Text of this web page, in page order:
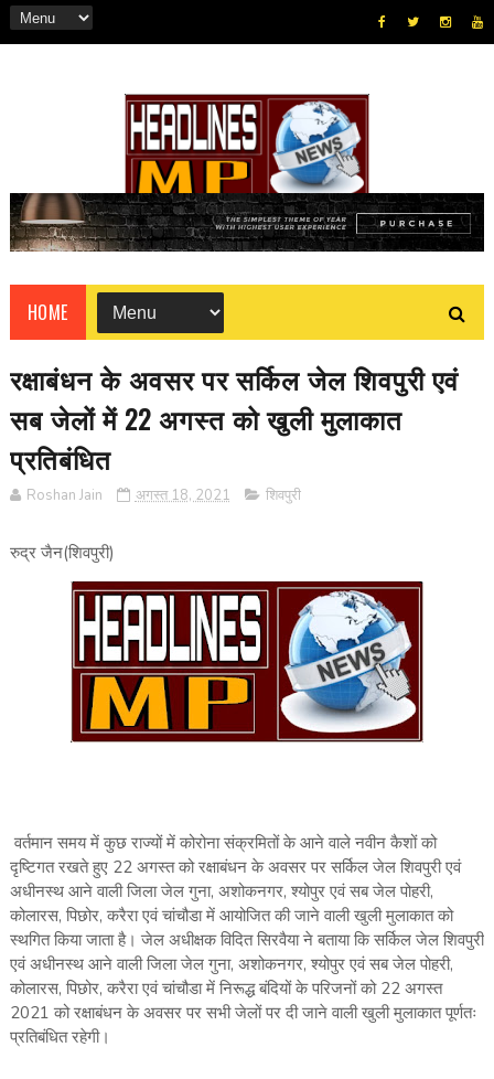
HOME
रक्षाबंधन के अवसर पर सर्किल जेल शिवपुरी एवं
सब जेलों में 22 अगस्त को खुली मुलाकात
प्रतिबंधित
Roshan Jain अगस्त 18, 2021 शिवपुरी
रुद्र जैन(शिवपुरी)
वर्तमान समय में कुछ राज्यों में कोरोना संक्रमितों के आने वाले नवीन कैशों को
दृष्टिगत रखते हुए 22 अगस्त को रक्षाबंधन के अवसर पर सर्किल जेल शिवपुरी एवं
अधीनस्थ आने वाली जिला जेल गुना, अशोकनगर, श्योपुर एवं सब जेल पोहरी,
कोलारस, पिछोर, करैरा एवं चांचौडा में आयोजित की जाने वाली खुली मुलाकात को
स्थगित किया जाता है। जेल अधीक्षक विदित सिरवैया ने बताया कि सर्किल जेल शिवपुरी
एवं अधीनस्थ आने वाली जिला जेल गुना, अशोकनगर, श्योपुर एवं सब जेल पोहरी,
कोलारस, पिछोर, करैरा एवं चांचौडा में निरूद्ध बंदियों के परिजनों को 22 अगस्त
2021 को रक्षाबंधन के अवसर पर सभी जेलों पर दी जाने वाली खुली मुलाकात पूर्णतः
प्रतिबंधित रहेगी।